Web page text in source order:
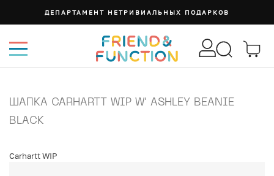
ДЕПАРТАМЕНТ НЕТРИВИАЛЬНЫХ ПОДАРКОВ
ШАПКА CARHARTT WIP W' ASHLEY BEANIE
BLACK
Carhartt WIP